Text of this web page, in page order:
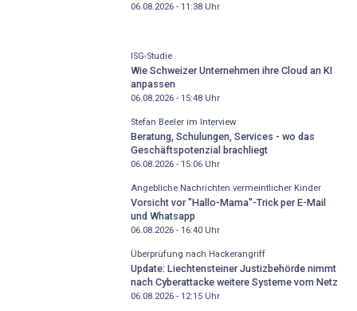
06.08.2026 - 11:38Uhr
ISG-Studie
Wie Schweizer Unternehmen ihre Cloud an KI
anpassen
06.08.2026 - 15:48Uhr
Stefan Beeler im Interview
Beratung, Schulungen, Services - wo das
Geschäftspotenzial brachliegt
06.08.2026 - 15:06Uhr
Angebliche Nachrichten vermeintlicher Kinder
Vorsicht vor "Hallo-Mama"-Trick per E-Mail
und Whatsapp
06.08.2026 - 16:40Uhr
Überprüfung nach Hackerangriff
Update: Liechtensteiner Justizbehörde nimmt
nach Cyberattacke weitere Systeme vom Netz
06.08.2026 - 12:15Uhr